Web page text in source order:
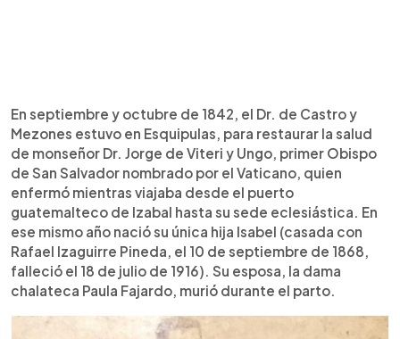
En septiembre y octubre de 1842, el Dr. de Castro y
Mezones estuvo en Esquipulas, para restaurar la salud
de monseñor Dr. Jorge de Viteri y Ungo, primer Obispo
de San Salvador nombrado por el Vaticano, quien
enfermó mientras viajaba desde el puerto
guatemalteco de Izabal hasta su sede eclesiástica. En
ese mismo año nació su única hija Isabel (casada con
Rafael Izaguirre Pineda, el 10 de septiembre de 1868,
falleció el 18 de julio de 1916). Su esposa, la dama
chalateca Paula Fajardo, murió durante el parto.